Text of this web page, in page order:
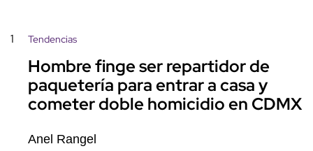
1 Tendencias
Hombre finge ser repartidor de
paquetería para entrar a casa y
cometer doble homicidio en CDMX
Anel Rangel